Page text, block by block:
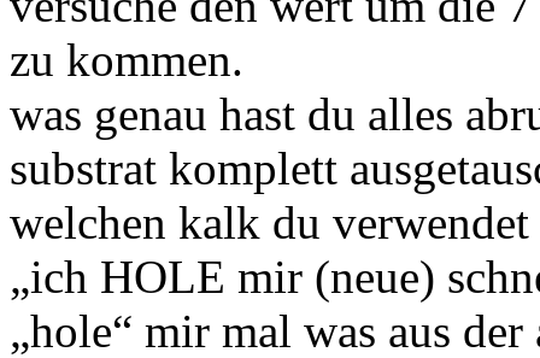
zu kommen.
was genau hast du alles
substrat komplett
welchen kalk du verwendet
„ich HOLE mir (neue)
„hole“ mir mal was aus